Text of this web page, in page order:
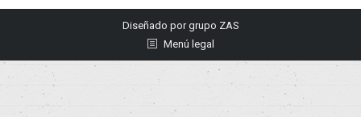
Diseñado porgrupo ZAS
Menú legal